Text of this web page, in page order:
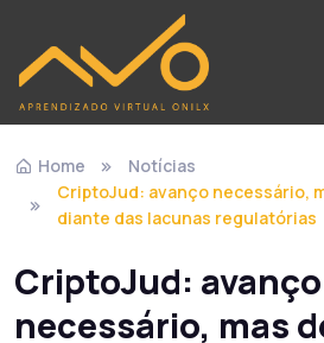
Home
Notícias
CriptoJud: avanço necessário,
diante das lacunas regulatórias
CriptoJud: avanço
necessário, mas